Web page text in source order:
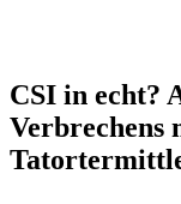
CSI in echt?
Verbrechens